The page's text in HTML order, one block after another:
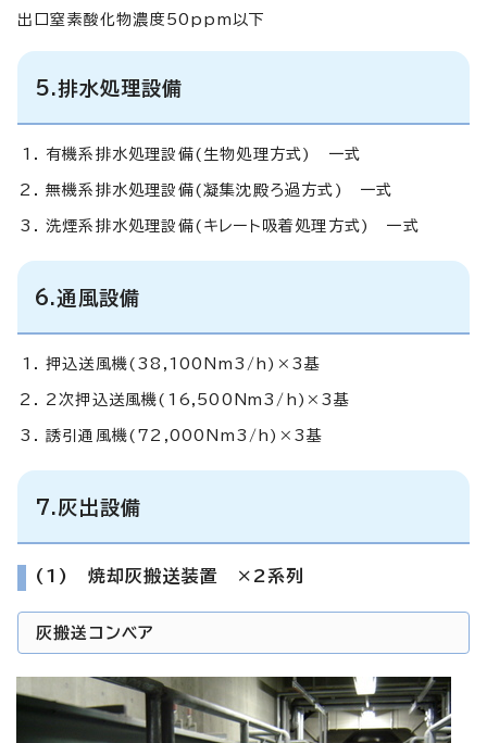
出口窒素酸化物濃度50ppm以下
5.排水処理設備
有機系排水処理設備(生物処理方式) 一式
無機系排水処理設備(凝集沈殿ろ過方式) 一式
洗煙系排水処理設備(キレート吸着処理方式) 一式
6.通風設備
押込送風機(38,100Nm3/h)×3基
2次押込送風機(16,500Nm3/h)×3基
誘引通風機(72,000Nm3/h)×3基
7.灰出設備
(1) 焼却灰搬送装置 ×2系列
灰搬送コンベア